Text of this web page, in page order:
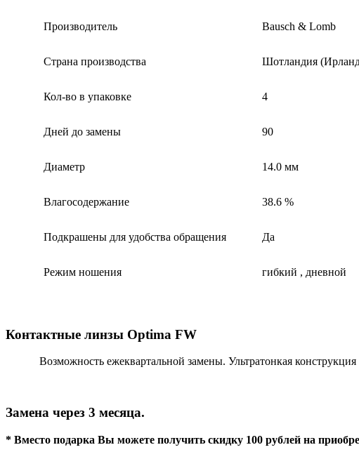
Производитель Bausch & Lomb
Страна производства Шотландия
Кол-во в упаковке 4
Дней до замены 90
Диаметр 14.0 мм
Влагосодержание 38.6 %
Подкрашены для удобства обращения Да
Режим ношения гибкий , дневной
Контактные линзы Optima FW
Возможность ежеквартальной замены. Ультратонкая
Замена через 3 месяца.
* Вместо подарка Вы можете получить скидку 100 рублей на